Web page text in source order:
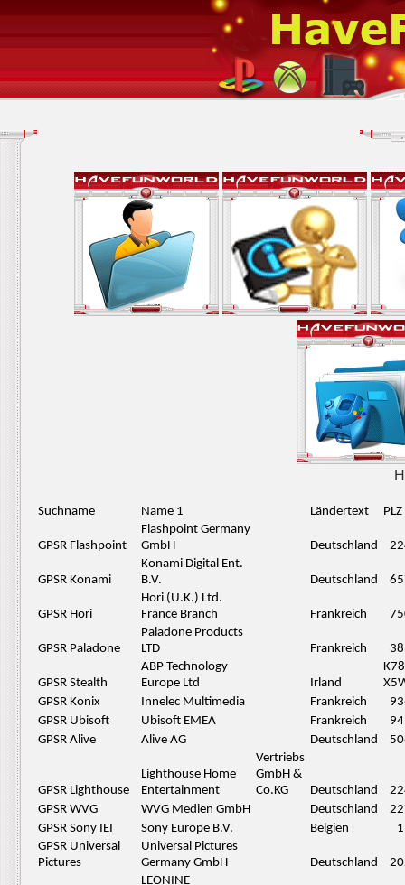
Suchname Name 1 Ländertext PLZ
GPSR Flashpoint
Flashpoint Germany
GmbH
Deutschland
GPSR Konami
Konami Digital Ent.
B.V.
Deutschland
GPSR Hori
Hori (U.K.) Ltd.
France Branch
Frankreich
GPSR Paladone
Paladone Products
LTD
Frankreich
GPSR Stealth
ABP Technology
Europe Ltd
Irland
K78
GPSR Konix
Innelec Multimedia Frankreich
GPSR Ubisoft
Ubisoft EMEA Frankreich
GPSR Alive
Alive AG Deutschland
GPSR Lighthouse
Lighthouse Home
Entertainment
Vertriebs
GmbH &
Co.KG
Deutschland
GPSR WVG
WVG Medien GmbH Deutschland
GPSR Sony IEI
Sony Europe B.V. Belgien
GPSR Universal
Pictures
Universal Pictures
Germany GmbH
Deutschland
LEONINE